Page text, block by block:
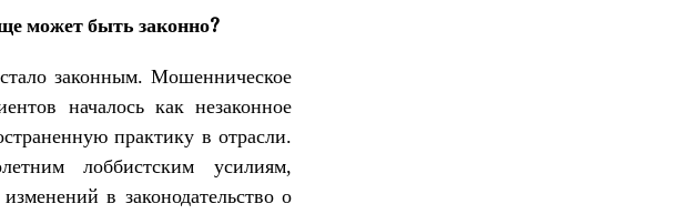
может быть законно?
законным. Мошенническое
началось как незаконное
практику в отрасли.
лоббистским усилиям,
в законодательство о